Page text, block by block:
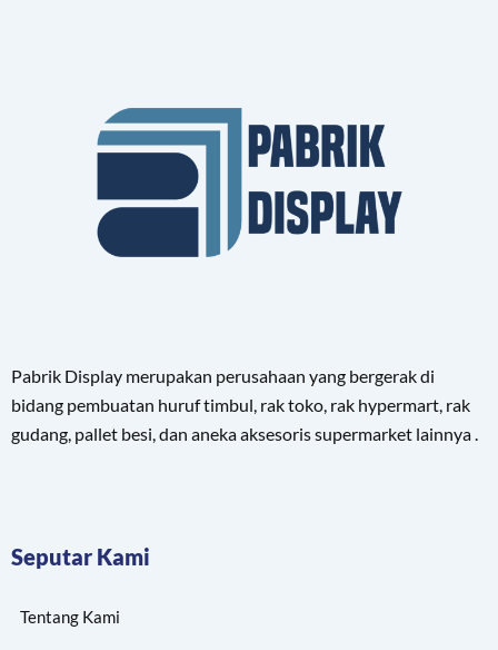
Pabrik Display merupakan perusahaan yang bergerak di
bidang pembuatan huruf timbul, rak toko, rak hypermart, rak
gudang, pallet besi, dan aneka aksesoris supermarket lainnya .
Seputar Kami
Tentang Kami